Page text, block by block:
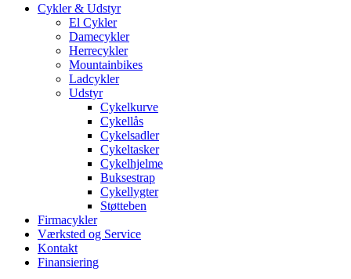
Cykler & Udstyr
El Cykler
Damecykler
Herrecykler
Mountainbikes
Ladcykler
Udstyr
Cykelkurve
Cykellås
Cykelsadler
Cykeltasker
Cykelhjelme
Buksestrap
Cykellygter
Støtteben
Firmacykler
Værksted og Service
Kontakt
Finansiering